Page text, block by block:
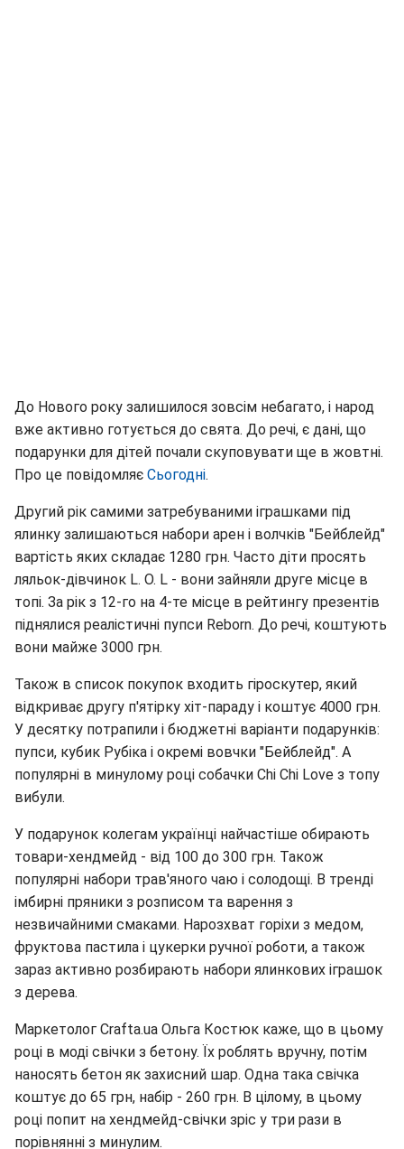
До Нового року залишилося зовсім небагато, і народ
вже активно готується до свята. До речі, є дані, що
подарунки для дітей почали скуповувати ще в жовтні.
Про це повідомляє Сьогодні.
Другий рік самими затребуваними іграшками під
ялинку залишаються набори арен і волчків "Бейблейд"
вартість яких складає 1280 грн. Часто діти просять
ляльок-дівчинок L. O. L - вони зайняли друге місце в
топі. За рік з 12-го на 4-те місце в рейтингу презентів
піднялися реалістичні пупси Reborn. До речі, коштують
вони майже 3000 грн.
Також в список покупок входить гіроскутер, який
відкриває другу п'ятірку хіт-параду і коштує 4000 грн.
У десятку потрапили і бюджетні варіанти подарунків:
пупси, кубик Рубіка і окремі вовчки "Бейблейд". А
популярні в минулому році собачки Chi Chi Love з топу
вибули.
У подарунок колегам українці найчастіше обирають
товари-хендмейд - від 100 до 300 грн. Також
популярні набори трав'яного чаю і солодощі. В тренді
імбирні пряники з розписом та варення з
незвичайними смаками. Нарозхват горіхи з медом,
фруктова пастила і цукерки ручної роботи, а також
зараз активно розбирають набори ялинкових іграшок
з дерева.
Маркетолог Crafta.ua Ольга Костюк каже, що в цьому
році в моді свічки з бетону. Їх роблять вручну, потім
наносять бетон як захисний шар. Одна така свічка
коштує до 65 грн, набір - 260 грн. В цілому, в цьому
році попит на хендмейд-свічки зріс у три рази в
порівнянні з минулим.